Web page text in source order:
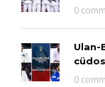
0
Ulan-
0